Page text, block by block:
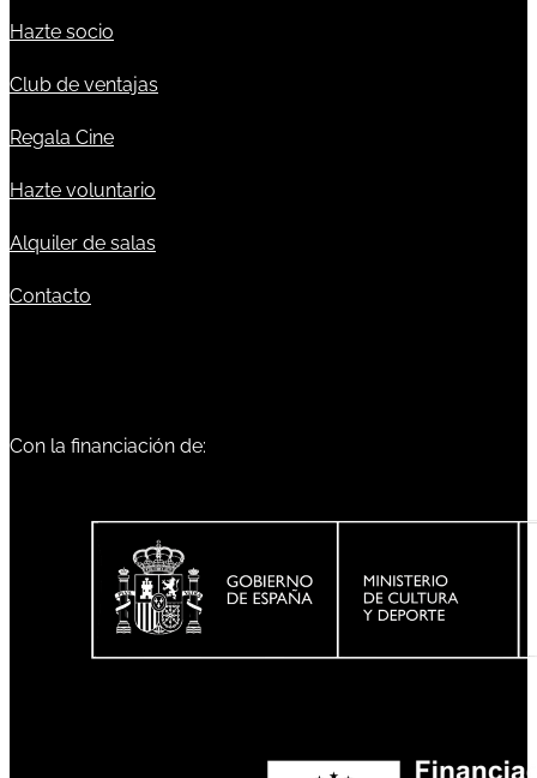
Hazte socio
Club de ventajas
Regala Cine
Hazte voluntario
Alquiler de salas
Contacto
Con la financiación de: